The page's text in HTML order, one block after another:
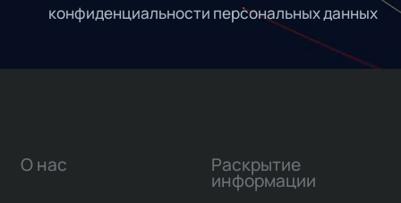
конфиденциальности персональных данных
О нас Раскрытие
информации